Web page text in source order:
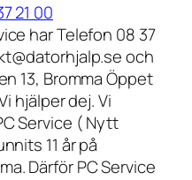
21 00
har Telefon 08 37
och
13, Bromma Öppet
hjälper dej. Vi
Service ( Nytt
11 år på
Därför PC Service